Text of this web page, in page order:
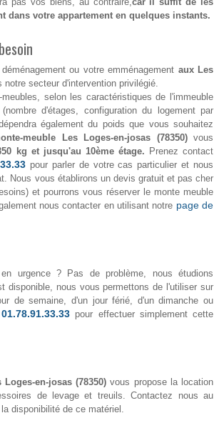
votre appartement en quelques instants.
ou votre emménagement aux Les
notre secteur d'intervention privilégié.
selon les caractéristiques de l'immeuble
d'étages, configuration du logement par
également du poids que vous souhaitez
meuble Les Loges-en-josas (78350)vous
kg et jusqu'au 10ème étage. Prenez contact
pour parler de votre cas particulier et nous
Nous vous établirons un devis gratuit et pas cher
et pourrons vous réserver le monte meuble
nous contacter en utilisant notre page de
urgence ? Pas de problème, nous étudions
disponible, nous vous permettons de l'utiliser sur
de semaine, d'un jour férié, d'un dimanche ou
01.78.91.33.33 pour effectuer simplement cette
en-josas (78350) vous propose la location
de levage et treuils. Contactez nous au
disponibilité de ce matériel.